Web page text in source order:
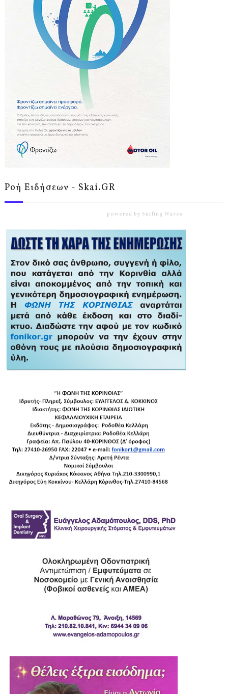
Ροή Ειδήσεων - Skai.GR
powered by Surfing Waves